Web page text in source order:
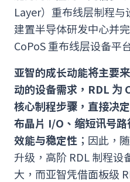
Layer）重布线层制程
建置半导体研发中心并
CoPoS 重布线层设备平
亚智的成长动能将主要
动的设备需求，RDL 为
核心制程步骤，直接决
布晶片 I/O、缩短讯号
效能与稳定性 ；因此，
升级，高阶 RDL 制程设
大，而亚智凭借面板级